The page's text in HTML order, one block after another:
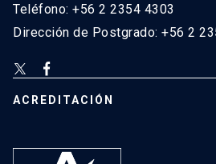
Teléfono: +56 2 2354 4303
Dirección de Postgrado: +56 2
ACREDITACIÓN